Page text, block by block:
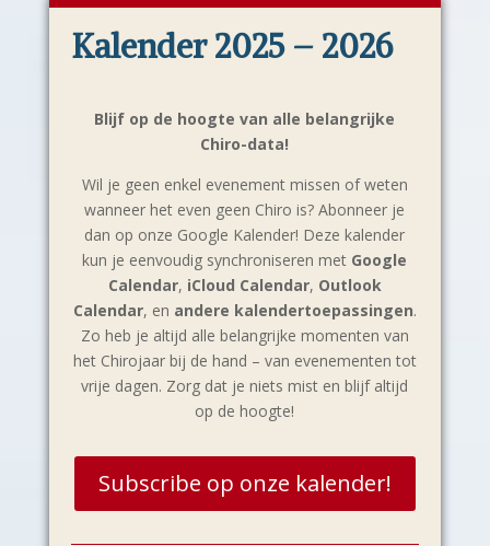
Kalender 2025 – 2026
Blijf op de hoogte van alle belangrijke
Chiro-data!
Wil je geen enkel evenement missen of weten
wanneer het even geen Chiro is? Abonneer je
dan op onze Google Kalender! Deze kalender
kun je eenvoudig synchroniseren met Google
Calendar, iCloud Calendar, Outlook
Calendar, en andere kalendertoepassingen.
Zo heb je altijd alle belangrijke momenten van
het Chirojaar bij de hand – van evenementen tot
vrije dagen. Zorg dat je niets mist en blijf altijd
op de hoogte!
Subscribe op onze kalender!